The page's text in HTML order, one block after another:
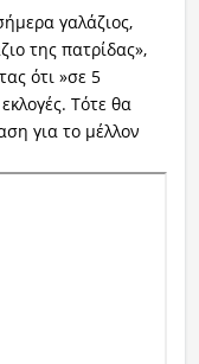
γαλάζιος,
της πατρίδας»,
ότι »σε 5
Τότε θα
για το μέλλον